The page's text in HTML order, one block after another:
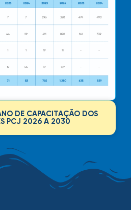
DE CAPACITAÇÃO DOS
PCJ 2026 A 2030